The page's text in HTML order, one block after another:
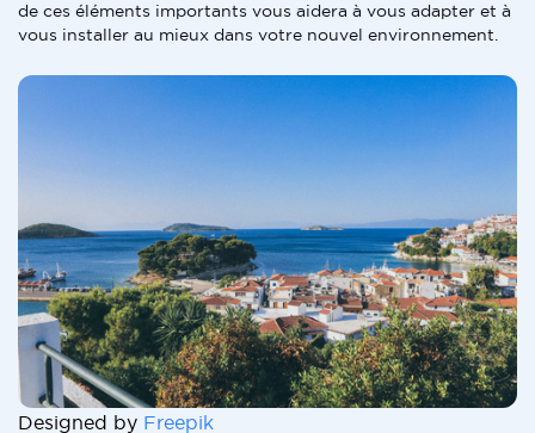
de ces éléments importants vous aidera à vous adapter et à
vous installer au mieux dans votre nouvel environnement.
Designed by Freepik